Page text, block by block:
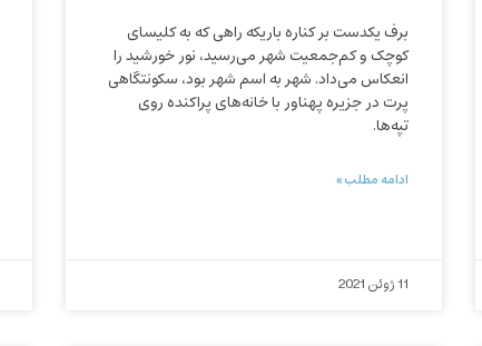
برف یکدست بر کناره باریکه راهی که به کلیسای
کوچک و کم‌جمعیت شهر می‌رسید، نور خورشید را
انعکاس می‌داد. شهر به اسم شهر بود، سکونتگاهی
پرت در جزیره پهناور با خانه‌های پراکنده روی
تپه‌ها.
ادامه مطلب »
11 ژوئن 2021